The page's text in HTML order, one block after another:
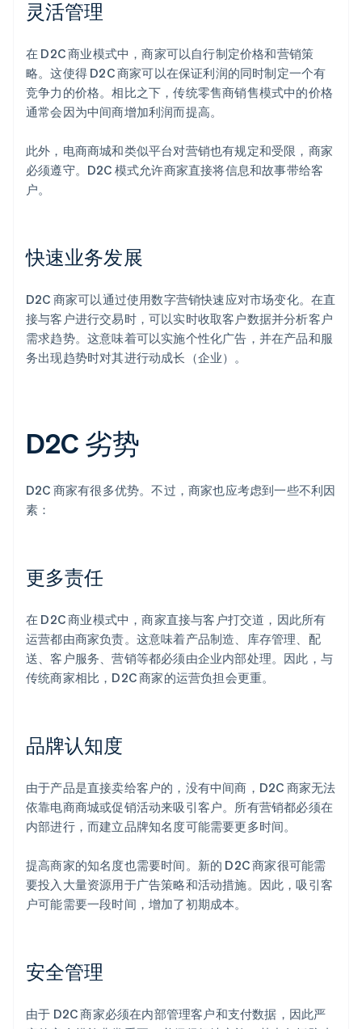
灵活管理
在 D2C 商业模式中，商家可以自行制定价格和营销策
略。这使得 D2C 商家可以在保证利润的同时制定一个有
竞争力的价格。相比之下，传统零售商销售模式中的价格
通常会因为中间商增加利润而提高。
此外，电商商城和类似平台对营销也有规定和受限，商家
必须遵守。D2C 模式允许商家直接将信息和故事带给客
户。
快速业务发展
D2C 商家可以通过使用数字营销快速应对市场变化。在直
接与客户进行交易时，可以实时收取客户数据并分析客户
需求趋势。这意味着可以实施个性化广告，并在产品和服
务出现趋势时对其进行动成长（企业）。
D2C 劣势
D2C 商家有很多优势。不过，商家也应考虑到一些不利因
素：
更多责任
在 D2C 商业模式中，商家直接与客户打交道，因此所有
运营都由商家负责。这意味着产品制造、库存管理、配
送、客户服务、营销等都必须由企业内部处理。因此，与
传统商家相比，D2C 商家的运营负担会更重。
品牌认知度
由于产品是直接卖给客户的，没有中间商，D2C 商家无法
依靠电商商城或促销活动来吸引客户。所有营销都必须在
内部进行，而建立品牌知名度可能需要更多时间。
提高商家的知名度也需要时间。新的 D2C 商家很可能需
要投入大量资源用于广告策略和活动措施。因此，吸引客
户可能需要一段时间，增加了初期成本。
安全管理
由于 D2C 商家必须在内部管理客户和支付数据，因此严